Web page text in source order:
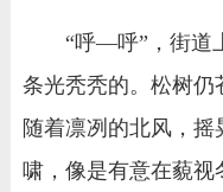
“呼―呼”，街道
条光秃秃的。松树仍
随着凛冽的北风，
啸，像是有意在藐视